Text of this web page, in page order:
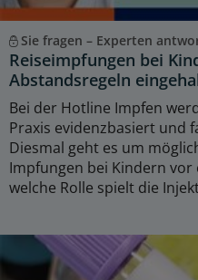
Sie fragen – Experten
Reiseimpfungen bei
Abstandsregeln
Bei der Hotline Impfen
Praxis evidenzbasiert und
Diesmal geht es um
Impfungen bei Kindern vor
welche Rolle spielt die